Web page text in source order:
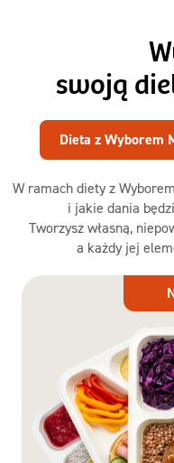
swoją
W ramach diety z
i jakie dania
Tworzysz własną,
a każdy jej
Dieta z Wyborem
Dieta